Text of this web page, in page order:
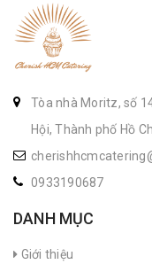
Tòa nhà Moritz, số
Hội, Thành phố Hồ
0933190687
DANH MỤC
Giới thiệu